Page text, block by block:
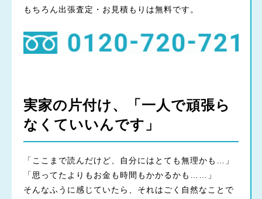
もちろん出張査定・お見積もりは無料です。
実家の片付け、「一人で頑張ら
なくていいんです」
「ここまで読んだけど、自分にはとても無理かも…」
「思ってたよりもお金も時間もかかるかも……」
そんなふうに感じていたら、それはごく自然なことで